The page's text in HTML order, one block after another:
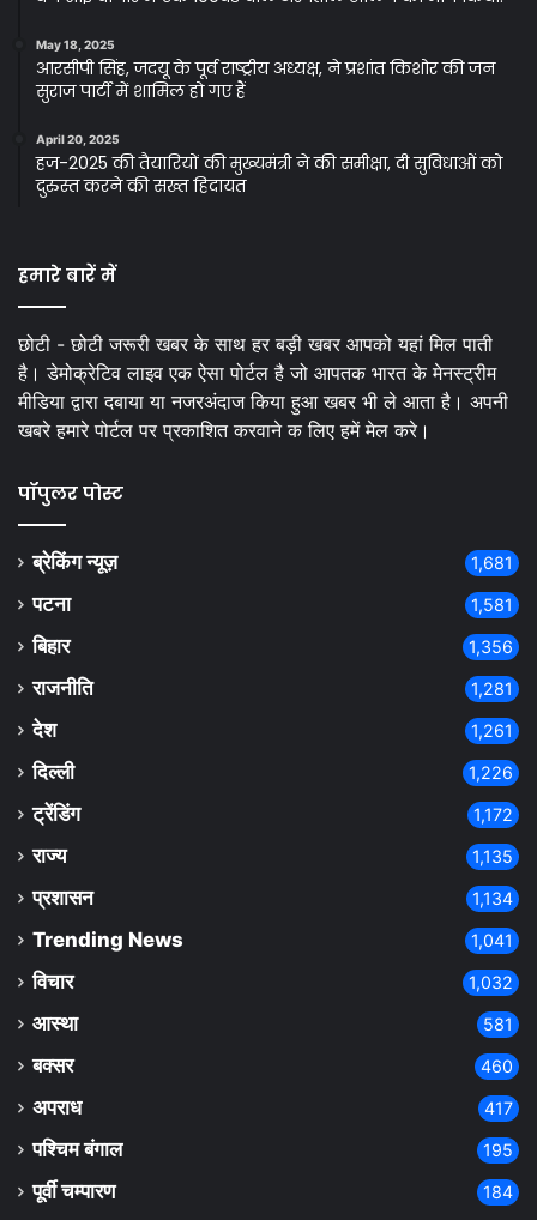
May 18, 2025
आरसीपी सिंह, जदयू के पूर्व राष्ट्रीय अध्यक्ष, ने प्रशांत किशोर की जन
सुराज पार्टी में शामिल हो गए हैं
April 20, 2025
हज-2025 की तैयारियों की मुख्यमंत्री ने की समीक्षा, दी सुविधाओं को
दुरुस्त करने की सख्त हिदायत
हमारे बारें में
छोटी - छोटी जरूरी खबर के साथ हर बड़ी खबर आपको यहां मिल पाती
है। डेमोक्रेटिव लाइव एक ऐसा पोर्टल है जो आपतक भारत के मेनस्ट्रीम
मीडिया द्वारा दबाया या नजरअंदाज किया हुआ खबर भी ले आता है। अपनी
खबरे हमारे पोर्टल पर प्रकाशित करवाने क लिए हमें मेल करे।
पॉपुलर पोस्ट
ब्रेकिंग न्यूज़ 1,681
पटना 1,581
बिहार 1,356
राजनीति 1,281
देश 1,261
दिल्ली 1,226
ट्रेंडिंग 1,172
राज्य 1,135
प्रशासन 1,134
Trending News 1,041
विचार 1,032
आस्था 581
बक्सर 460
अपराध 417
पश्चिम बंगाल 195
पूर्वी चम्पारण 184